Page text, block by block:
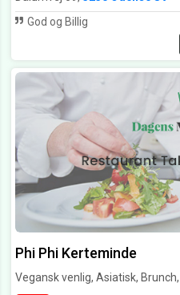
God og Billig
Phi Phi Kerteminde
Vegansk venlig, Asiatisk,